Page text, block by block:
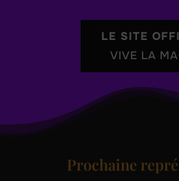
LE SITE
VIVE LA
Prochaine